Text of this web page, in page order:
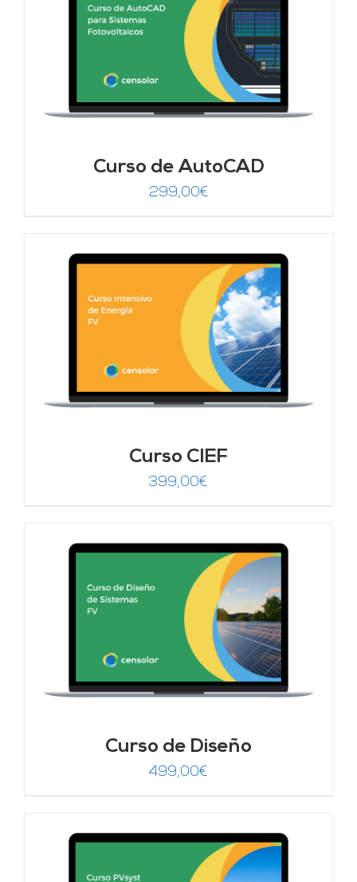
Curso de AutoCAD
299,00€
Curso CIEF
399,00€
Curso de Diseño
499,00€